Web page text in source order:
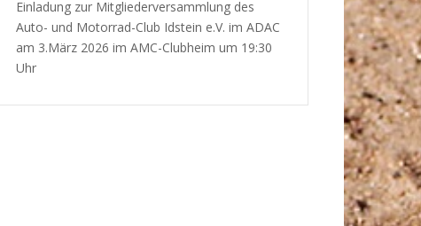
Einladung zur Mitgliederversammlung des
Auto- und Motorrad-Club Idstein e.V. im ADAC
am 3.März 2026 im AMC-Clubheim um 19:30
Uhr